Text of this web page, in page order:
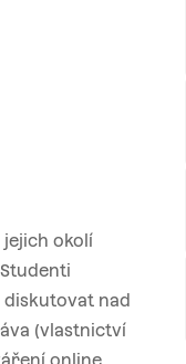
okolí
nad
(vlastnictví